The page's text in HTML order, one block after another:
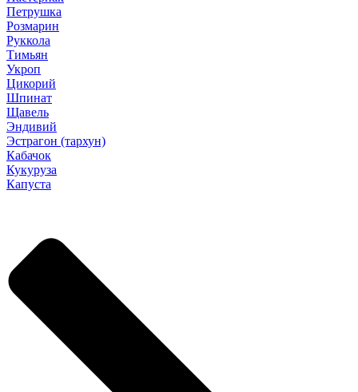
Петрушка
Розмарин
Руккола
Тимьян
Укроп
Цикорий
Шпинат
Щавель
Эндивий
Эстрагон (тархун)
Кабачок
Кукуруза
Капуста